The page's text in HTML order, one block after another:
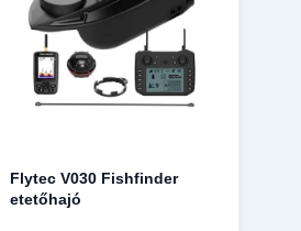
Flytec V030 Fishfinder
etetőhajó